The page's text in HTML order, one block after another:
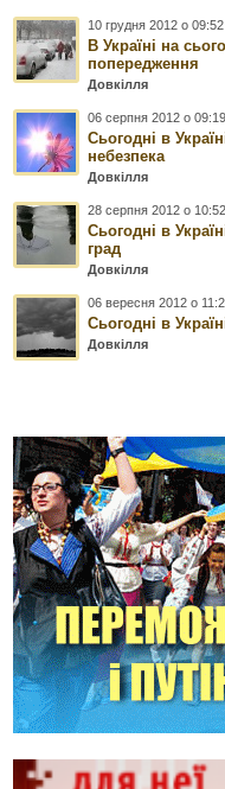
10 грудня 2012 о 09:52
В Україні на
попередження
Довкілля
06 серпня 2012 о 09:19
Сьогодні в
небезпека
Довкілля
28 серпня 2012 о 10:52
Сьогодні в
град
Довкілля
06 вересня 2012 о
Сьогодні в
Довкілля